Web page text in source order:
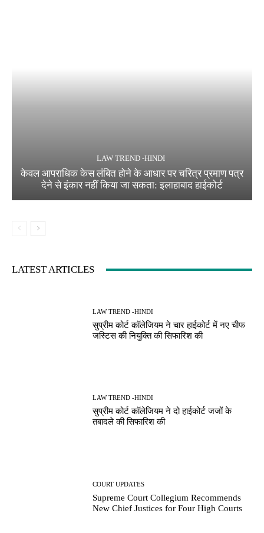
LAW TREND -HINDI
केवल आपराधिक केस लंबित होने के आधार पर चरित्र प्रमाण पत्र
देने से इंकार नहीं किया जा सकता: इलाहाबाद हाईकोर्ट
LATEST ARTICLES
LAW TREND -HINDI
सुप्रीम कोर्ट कॉलेजियम ने चार हाईकोर्ट में नए चीफ
जस्टिस की नियुक्ति की सिफारिश की
LAW TREND -HINDI
सुप्रीम कोर्ट कॉलेजियम ने दो हाईकोर्ट जजों के
तबादले की सिफारिश की
COURT UPDATES
Supreme Court Collegium Recommends
New Chief Justices for Four High Courts